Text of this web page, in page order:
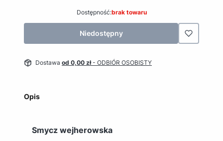
Dostępność:brak towaru
Niedostępny
Dostawa od 0,00 zł- ODBIÓR OSOBISTY
Opis
Smycz wejherowska